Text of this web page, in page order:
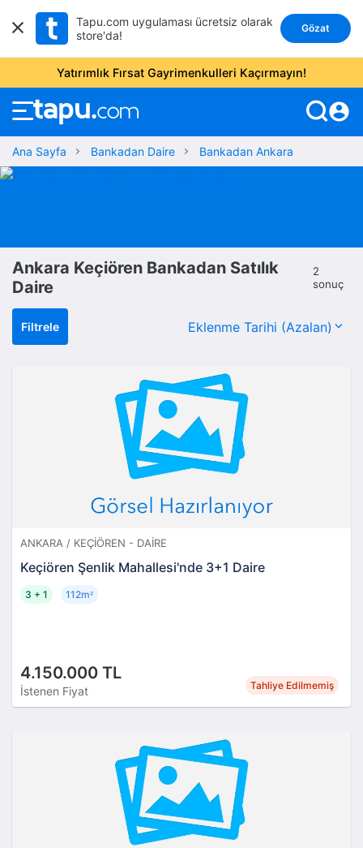
Tapu.com uygulaması ücretsiz olarak
store'da!
Gözat
Yatırımlık Fırsat Gayrimenkulleri Kaçırmayın!
account_circle
Ana Sayfa Bankadan Daire Bankadan Ankara
Ankara Keçiören Bankadan Satılık
Daire
2
sonuç
Filtrele
ANKARA / KEÇIÖREN - DAIRE
Keçiören Şenlik Mahallesi'nde 3+1 Daire
4.150.000 TL
İstenen Fiyat Tahliye Edilmemiş
3 + 1 112m²